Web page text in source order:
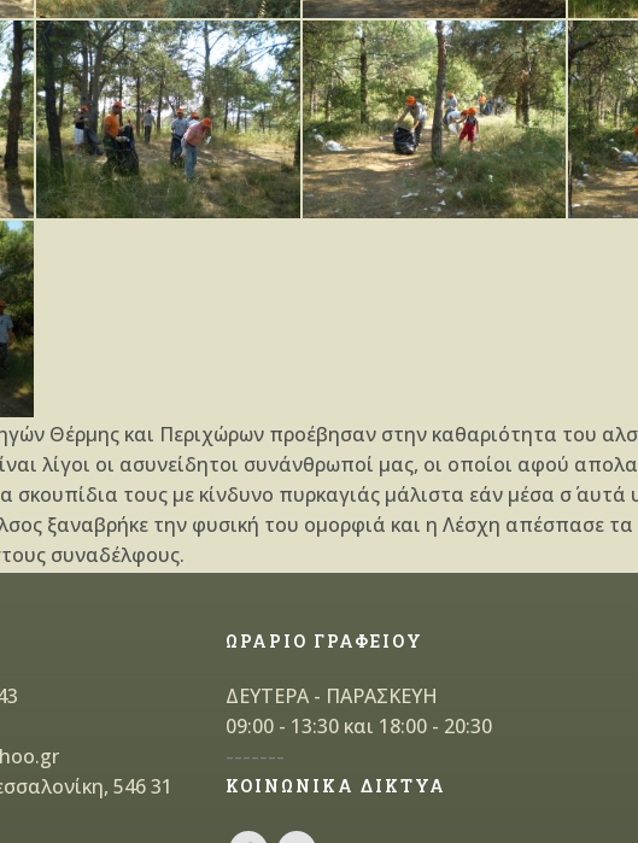
Θέρμης και Περιχώρων προέβησαν στην καθαριότητα του
λίγοι οι ασυνείδητοι συνάνθρωποί μας, οι οποίοι αφού
σκουπίδια τους με κίνδυνο πυρκαγιάς μάλιστα εάν μέσα σ΄
ξαναβρήκε την φυσική του ομορφιά και η Λέσχη απέσπασε
συναδέλφους.
546 31
ΩΡΑΡΙΟ ΓΡΑΦΕΙΟΥ
ΔΕΥΤΕΡΑ - ΠΑΡΑΣΚΕΥΗ
09:00 - 13:30 και 18:00 - 20:30
-------
ΚΟΙΝΩΝΙΚΑ ΔΙΚΤΥΑ